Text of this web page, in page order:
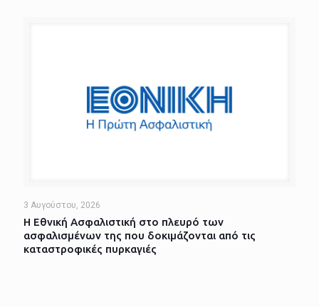
3 Αυγούστου, 2026
Η Εθνική Ασφαλιστική στο πλευρό των
ασφαλισμένων της που δοκιμάζονται από τις
καταστροφικές πυρκαγιές